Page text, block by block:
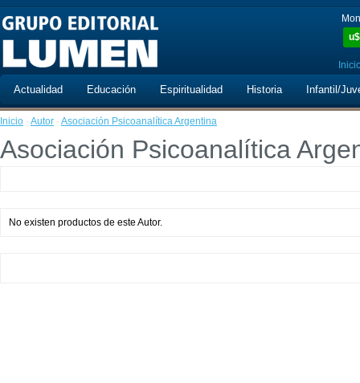
u$
Actualidad Educación Espiritualidad Historia Infantil/
Inicio · Autor · Asociación Psicoanalítica Argentina
Asociación Psicoanalítica
No existen productos de este Autor.